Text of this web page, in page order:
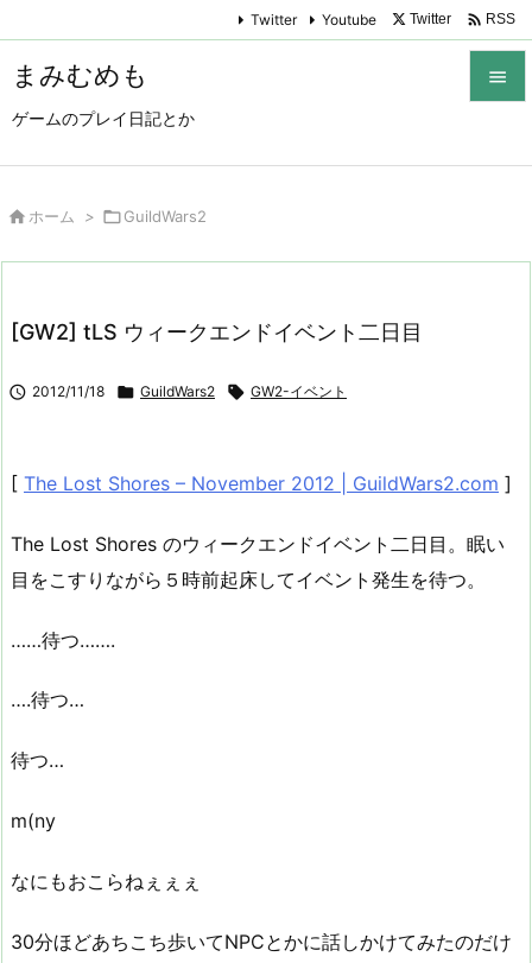
まみむめも
ゲームのプレイ日記とか

Twitter Youtube Twitter  RSS
 ホーム > GuildWars2
[GW2] tLS ウィークエンドイベント二日目
 2012/11/18  GuildWars2  GW2-イベント
[ The Lost Shores – November 2012 | GuildWars2.com ]
The Lost Shores のウィークエンドイベント二日目。眠い
目をこすりながら５時前起床してイベント発生を待つ。
……待つ…….
….待つ…
待つ…
m(ny
なにもおこらねぇぇぇ
30分ほどあちこち歩いてNPCとかに話しかけてみたのだけ